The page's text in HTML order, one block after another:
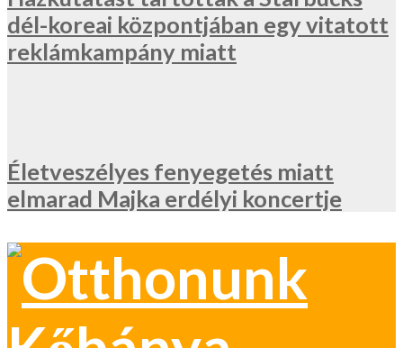
dél-koreai központjában egy vitatott
reklámkampány miatt
Életveszélyes fenyegetés miatt
elmarad Majka erdélyi koncertje